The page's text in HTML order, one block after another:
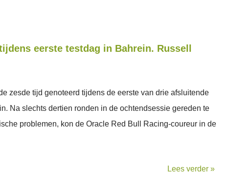
eerste testdag in Bahrein. Russell
zesde tijd genoteerd tijdens de eerste van drie afsluitende
Na slechts dertien ronden in de ochtendsessie gereden te
problemen, kon de Oracle Red Bull Racing-coureur in de
Lees verder »